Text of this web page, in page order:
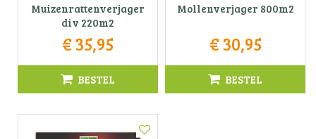
Muizenrattenverjager
div 220m2
€35,95
BESTEL
Mollenverjager 800m2
€30,95
BESTEL